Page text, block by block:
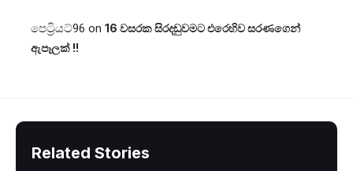
පෙට්‍රියට්96 on 16 වසරක සිරදඬුවමට එරෙහිව සරණගෙන්
ඇපෑලක් !!
Related Stories